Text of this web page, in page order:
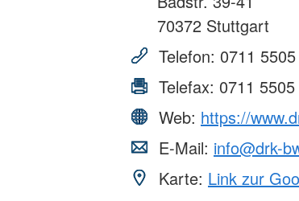
70372 Stuttgart
Telefon: 0711
Telefax: 0711
Web: https://
E-Mail: info@drk-
Karte: Link zur